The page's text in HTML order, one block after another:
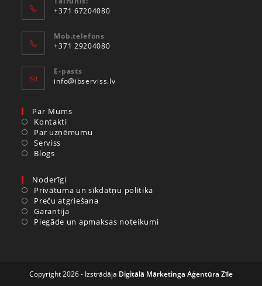
+371 67204080
Mob.telefons
+371 29204080
E-pasts
info@ibserviss.lv
Par Mums
Kontakti
Par uzņēmumu
Serviss
Blogs
Noderīgi
Privātuma un sīkdatņu politika
Preču atgriešana
Garantija
Piegāde un apmaksas noteikumi
Copyright 2026 - Izstrādāja Digitālā Mārketinga Aģentūra Zīle